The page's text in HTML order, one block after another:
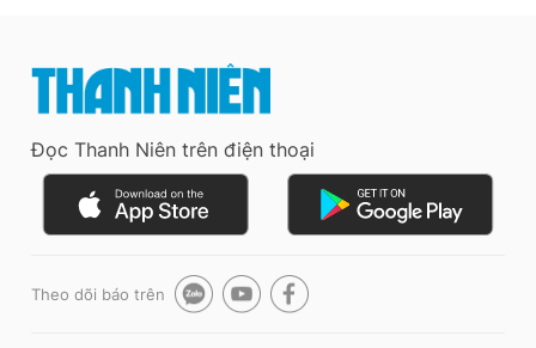
Đọc Thanh Niên trên điện thoại
Theo dõi báo trên